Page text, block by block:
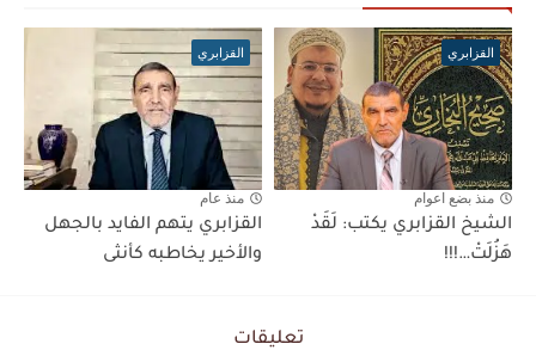
القزابري
منذ بضع اعوام
الشيخ القزابري يكتب: لَقَدْ
هَزُلَتْ…!!!
القزابري
منذ عام
القزابري يتهم الفايد بالجهل
والأخير يخاطبه كأنثى
تعليقات